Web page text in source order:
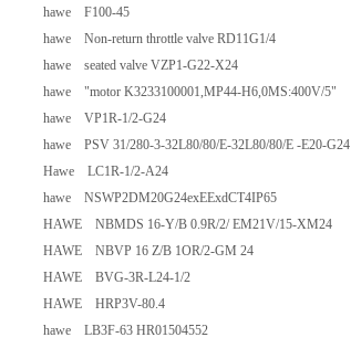
hawe F100-45
hawe Non-return throttle valve RD11G1/4
hawe seated valve VZP1-G22-X24
hawe "motor K3233100001,MP44-H6,0MS:400V/5"
hawe VP1R-1/2-G24
hawe PSV 31/280-3-32L80/80/E-32L80/80/E -E20-G24
Hawe LC1R-1/2-A24
hawe NSWP2DM20G24exEExdCT4IP65
HAWE NBMDS 16-Y/B 0.9R/2/ EM21V/15-XM24
HAWE NBVP 16 Z/B 1OR/2-GM 24
HAWE BVG-3R-L24-1/2
HAWE HRP3V-80.4
hawe LB3F-63 HR01504552